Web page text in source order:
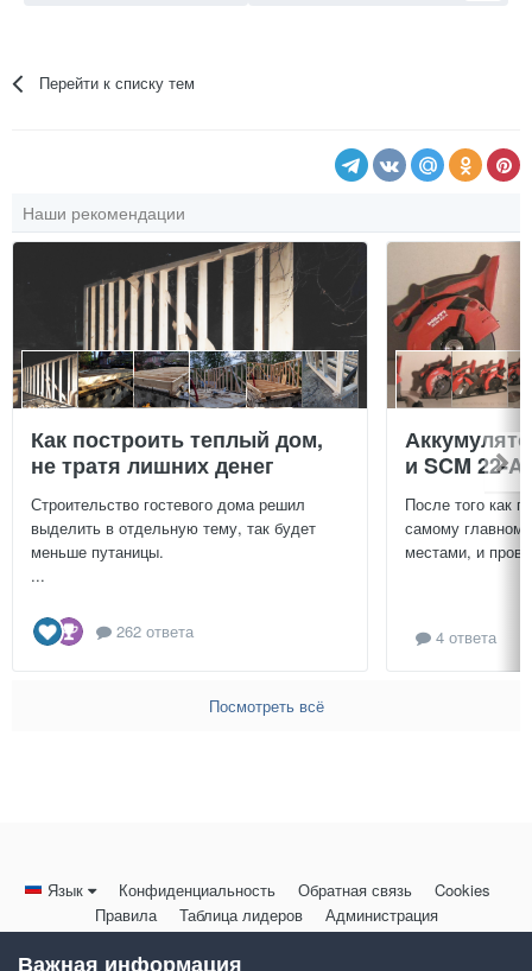
Перейти к списку тем
Наши рекомендации
Как построить теплый дом,
не тратя лишних денег
Строительство гостевого дома решил
выделить в отдельную тему, так будет
меньше путаницы.
...
262 ответа
и SCM 22-A
После того как
самому
местами, и
4 ответа
Посмотреть всё
Язык Конфиденциальность Обратная связь
Cookies
Правила
Таблица лидеров Администрация
Powered by Invision Community
Важная информация